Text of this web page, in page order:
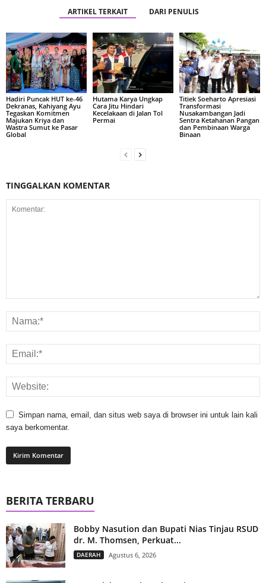
ARTIKEL TERKAIT DARI PENULIS
Hadiri Puncak HUT ke-46
Dekranas, Kahiyang Ayu
Tegaskan Komitmen
Majukan Kriya dan
Wastra Sumut ke Pasar
Global
Hutama Karya Ungkap
Cara Jitu Hindari
Kecelakaan di Jalan Tol
Permai
Titiek Soeharto Apresiasi
Transformasi
Nusakambangan Jadi
Sentra Ketahanan Pangan
dan Pembinaan Warga
Binaan
TINGGALKAN KOMENTAR
Simpan nama, email, dan situs web saya di browser ini untuk lain kali
saya berkomentar.
BERITA TERBARU
Bobby Nasution dan Bupati Nias Tinjau RSUD
dr. M. Thomsen, Perkuat...
DAERAH Agustus 6, 2026